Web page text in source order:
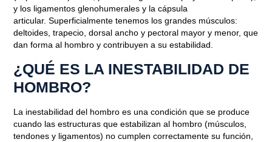
y los ligamentos glenohumerales y la cápsula
articular. Superficialmente tenemos los grandes músculos:
deltoides, trapecio, dorsal ancho y pectoral mayor y menor, que
dan forma al hombro y contribuyen a su estabilidad.
¿QUÉ ES LA INESTABILIDAD DE
HOMBRO?
La inestabilidad del hombro es una condición que se produce
cuando las estructuras que estabilizan al hombro (músculos,
tendones y ligamentos) no cumplen correctamente su función,